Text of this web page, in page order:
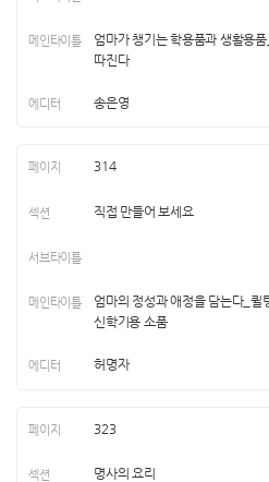
엄마가 챙기는 학용품과 생활용
따진다
송은영
314
직접 만들어 보세요
엄마의 정성과 애정을 담는다_퀼
신학기용 소품
허명자
323
명사의 요리